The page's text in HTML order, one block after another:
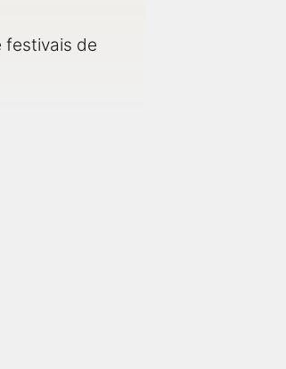
festivais de